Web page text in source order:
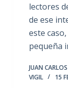
lectores
de ese
este
pequeña
JUAN
VIGIL
15